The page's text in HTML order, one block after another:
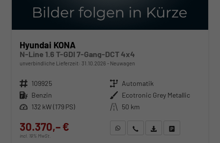
Hyundai KONA
N-Line 1.6 T-GDI 7-Gang-DCT 4x4
unverbindliche Lieferzeit: 31.10.2026 Neuwagen
Fahrzeugnr. 109925 Getriebe Automatik
Kraftstoff Benzin Außenfarbe Ecotronic Grey Metallic
Leistung 132 kW (179 PS) Kilometerstand 50 km
30.370,– €
incl. 19% MwSt.
WhatsApp anfragen
Wir rufen Sie anFahrzeugexposé (PDF)